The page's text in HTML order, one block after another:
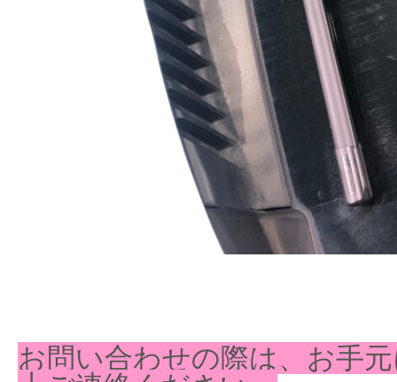
お問い合わせの際は、お手